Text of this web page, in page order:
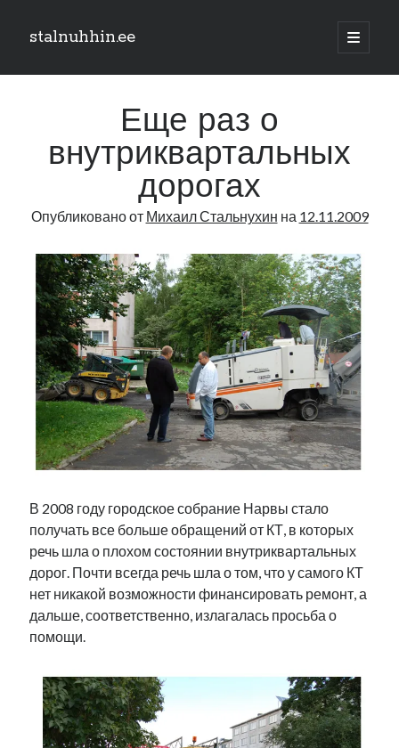
stalnuhhin.ee
отрыть
Боковая
панель
В мире
Интервью
Книга
Личное
Нарва и северо-восток
Обзор прессы
Образование
Парламент и правительство
Фотографии
Экономика
Эстония и Россия
Метки
radio narva takinada андрус ансип
ансиппиада видео
евросоюз интервью история кабинетные истории
катри райк кая каллас книга нарва
нацменьшинства образование обучение эстонскому
Еще раз о
внутриквартальных
дорогах
Опубликовано от Михаил Стальнухин на 12.11.2009
В 2008 году городское собрание Нарвы стало
получать все больше обращений от КТ, в которых
речь шла о плохом состоянии внутриквартальных
дорог. Почти всегда речь шла о том, что у самого КТ
нет никакой возможности финансировать ремонт, а
дальше, соответственно, излагалась просьба о
помощи.